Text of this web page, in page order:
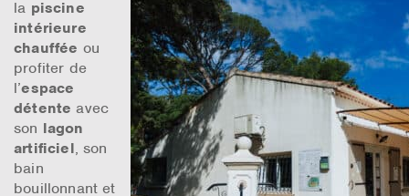
la piscine
intérieure
chauffée ou
profiter de
l’espace
détente avec
son lagon
artificiel, son
bain
bouillonnant et